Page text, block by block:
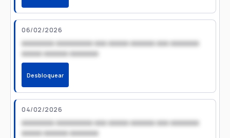
06/02/2026
xxxxxxxx xxxxxxxxx xxx xxxxx xxxxxx xxx xxxxxxx
xxxxx xxxxxx xxxxxxx
Desbloquear
04/02/2026
xxxxxxxx xxxxxxxxx xxx xxxxx xxxxxx xxx xxxxxxx
xxxxx xxxxxx xxxxxxx